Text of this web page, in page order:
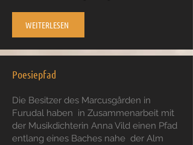
WEITERLESEN
Poesiepfad
Die Besitzer des Marcusgården in
Furudal haben in Zusammenarbeit mit
der Musikdichterin Anna Vild einen Pfad
entlang eines Baches nahe der Alm